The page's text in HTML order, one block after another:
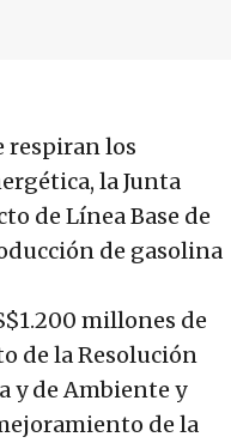
respiran los
la Junta
de Línea Base de
de gasolina
millones de
de la Resolución
y de Ambiente y
de la